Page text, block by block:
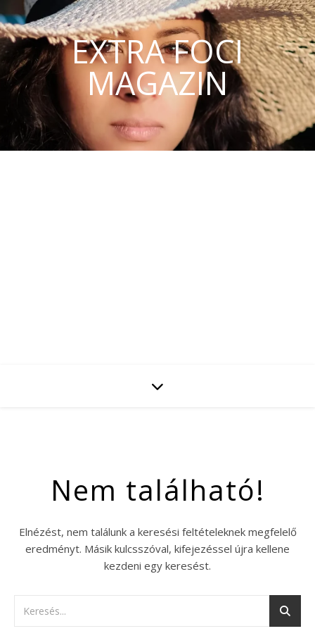
EXTRA FOCI
MAGAZIN
Nem található!
Elnézést, nem találunk a keresési feltételeknek megfelelő
eredményt. Másik kulcsszóval, kifejezéssel újra kellene
kezdeni egy keresést.